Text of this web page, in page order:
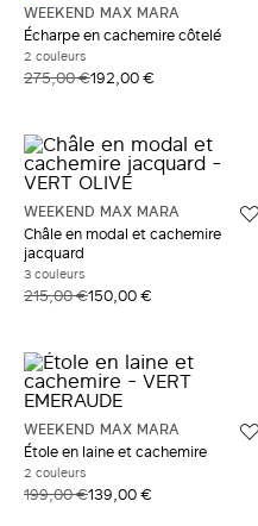
WEEKEND MAX MARA
Écharpe en cachemire côtelé
2 couleurs
275,00 €192,00 €
WEEKEND MAX MARA
Châle en modal et cachemire
jacquard
3 couleurs
215,00 €150,00 €
WEEKEND MAX MARA
Étole en laine et cachemire
2 couleurs
199,00 €139,00 €